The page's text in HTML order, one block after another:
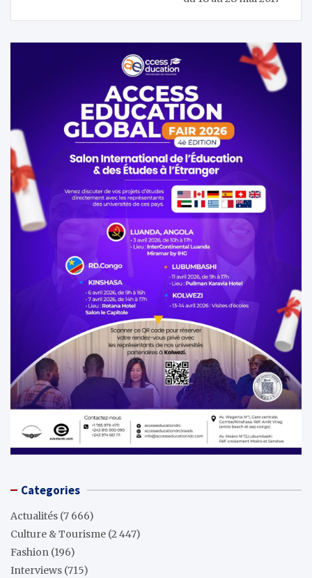
Categories
Actualités (7 666)
Culture & Tourisme (2 447)
Fashion (196)
Interviews (715)